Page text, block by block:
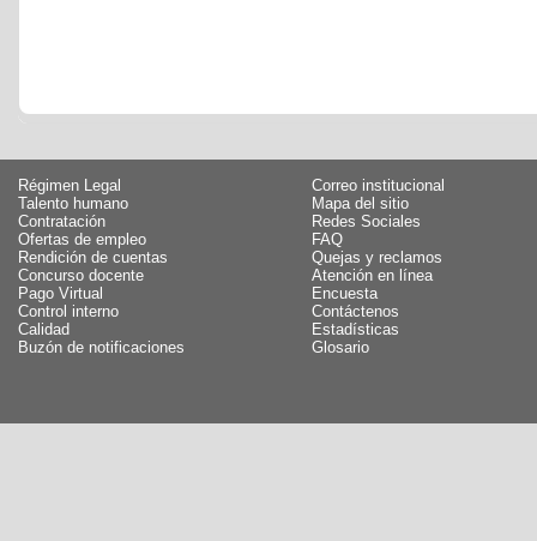
Régimen Legal
Talento humano
Contratación
Ofertas de empleo
Rendición de cuentas
Concurso docente
Pago Virtual
Control interno
Calidad
Buzón de notificaciones
Correo institucional
Mapa del sitio
Redes Sociales
FAQ
Quejas y reclamos
Atención en línea
Encuesta
Contáctenos
Estadísticas
Glosario